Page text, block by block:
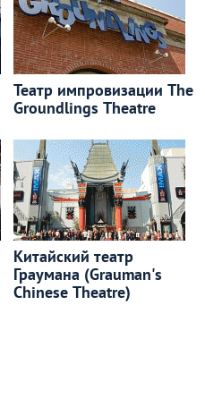
Театр импровизации The
Groundlings Theatre
Китайский театр
Граумана (Grauman's
Chinese Theatre)